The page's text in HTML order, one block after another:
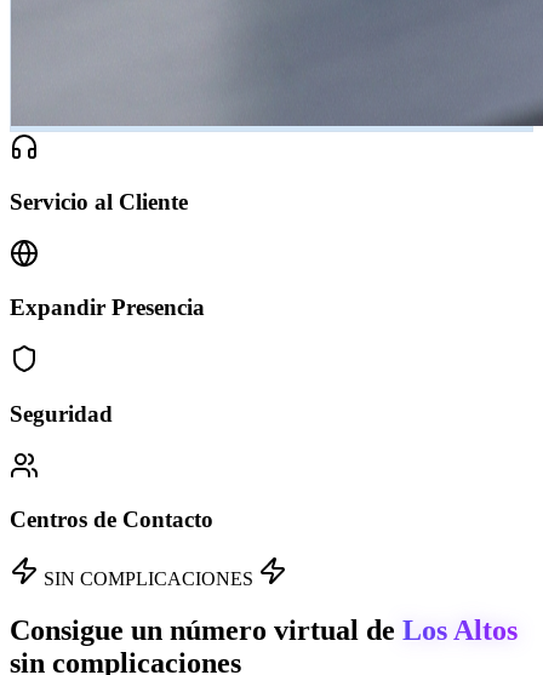
Servicio al Cliente
Expandir Presencia
Seguridad
Centros de Contacto
SIN COMPLICACIONES
Consigue un número virtual de Los Altos
sin complicaciones